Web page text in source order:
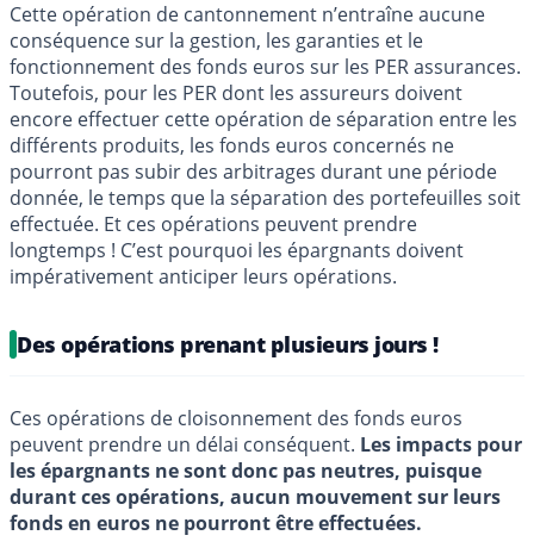
Cette opération de cantonnement n’entraîne aucune
conséquence sur la gestion, les garanties et le
fonctionnement des fonds euros sur les PER assurances.
Toutefois, pour les PER dont les assureurs doivent
encore effectuer cette opération de séparation entre les
différents produits, les fonds euros concernés ne
pourront pas subir des arbitrages durant une période
donnée, le temps que la séparation des portefeuilles soit
effectuée. Et ces opérations peuvent prendre
longtemps ! C’est pourquoi les épargnants doivent
impérativement anticiper leurs opérations.
Des opérations prenant plusieurs jours !
Ces opérations de cloisonnement des fonds euros
peuvent prendre un délai conséquent. Les impacts pour
les épargnants ne sont donc pas neutres, puisque
durant ces opérations, aucun mouvement sur leurs
fonds en euros ne pourront être effectuées.